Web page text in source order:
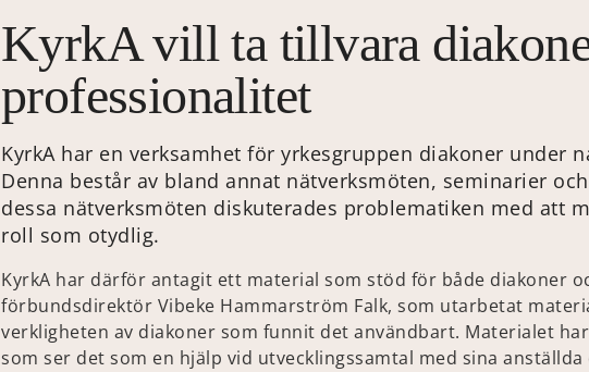
KyrkA vill ta tillvara
professionalitet
KyrkA har en verksamhet för yrkesgruppen diakoner under
Denna består av bland annat nätverksmöten, seminarier
dessa nätverksmöten diskuterades problematiken med att
roll som otydlig.
KyrkA har därför antagit ett material som stöd för både diakoner
förbundsdirektör Vibeke Hammarström Falk, som utarbetat
verkligheten av diakoner som funnit det användbart. Materialet
som ser det som en hjälp vid utvecklingssamtal med sina anställda